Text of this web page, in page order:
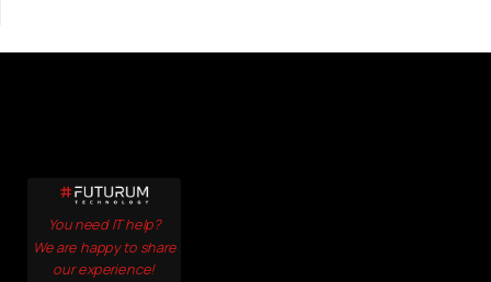
You need IT help?
We are happy to share
our experience!